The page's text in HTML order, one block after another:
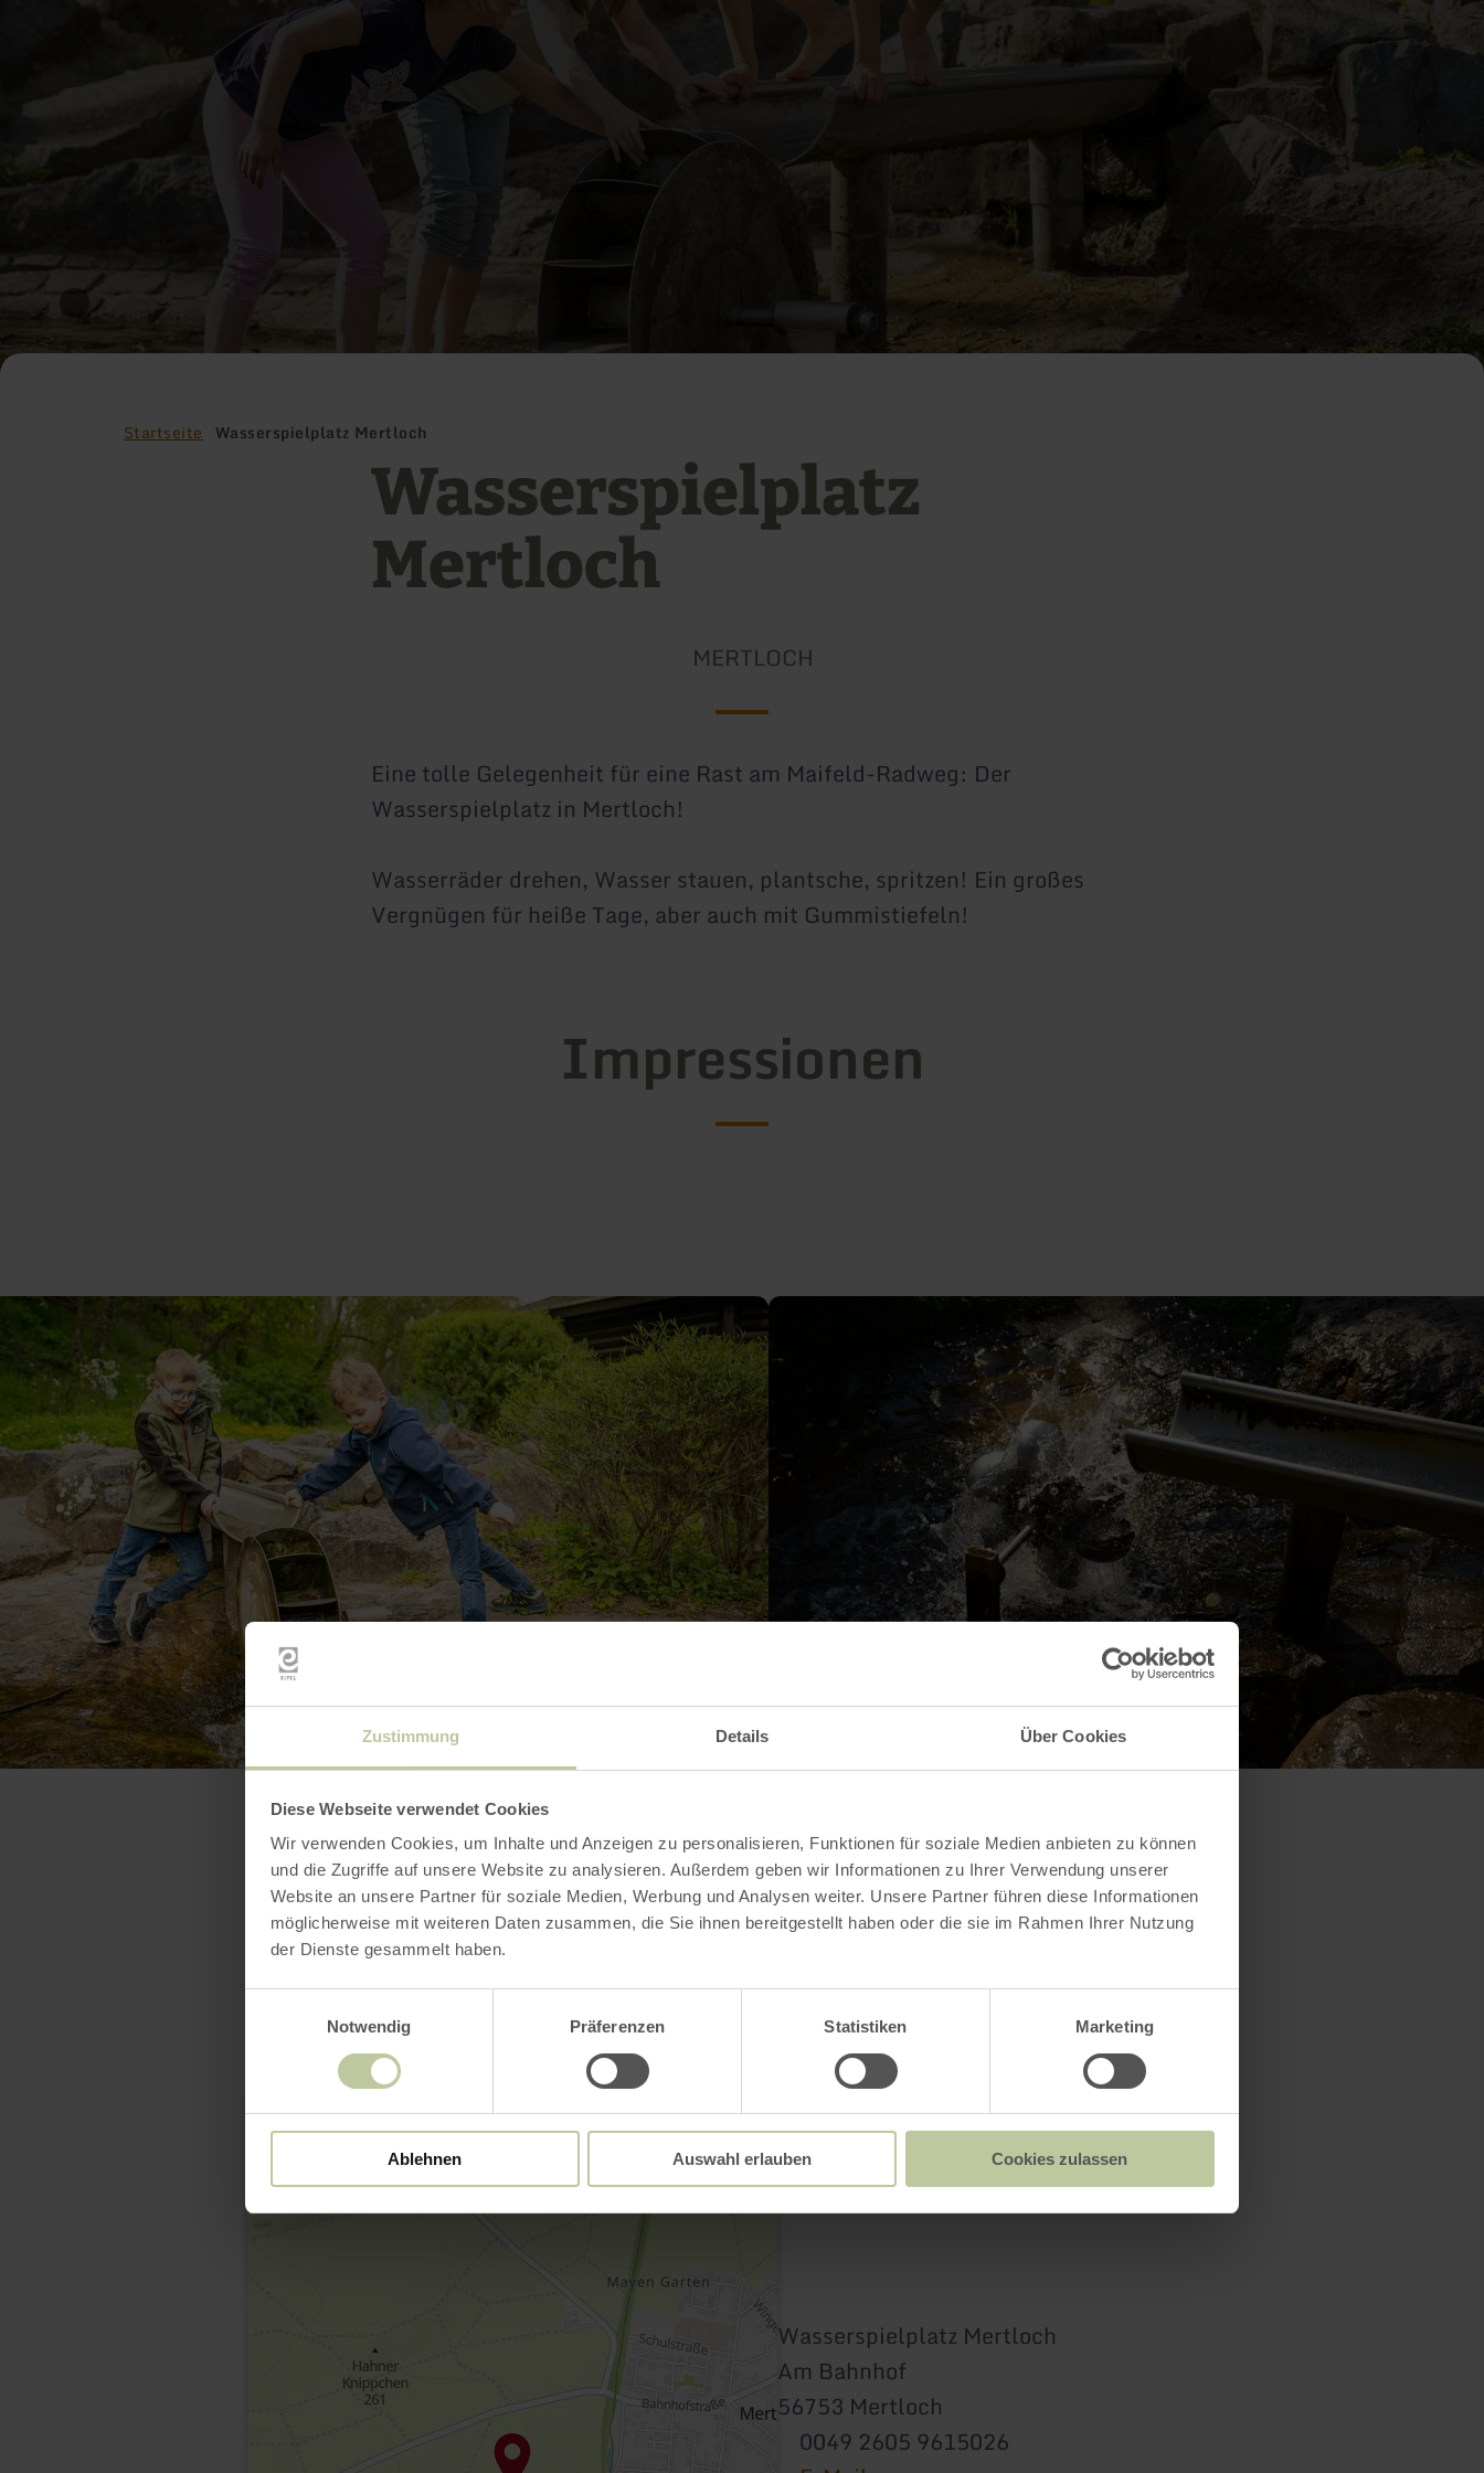
Zustimmung Details Über Cookies
Diese Webseite verwendet Cookies
Wir verwenden Cookies, um Inhalte und Anzeigen zu personalisieren, Funktionen für soziale Medien anbieten zu können
und die Zugriffe auf unsere Website zu analysieren. Außerdem geben wir Informationen zu Ihrer Verwendung unserer
Website an unsere Partner für soziale Medien, Werbung und Analysen weiter. Unsere Partner führen diese Informationen
möglicherweise mit weiteren Daten zusammen, die Sie ihnen bereitgestellt haben oder die sie im Rahmen Ihrer Nutzung
der Dienste gesammelt haben.
Notwendig
Präferenzen Statistiken Marketing
Ablehnen Auswahl erlauben Cookies zulassen
Startseite Wasserspielplatz Mertloch
Wasserspielplatz
Mertloch
MERTLOCH
Eine tolle Gelegenheit für eine Rast am Maifeld-Radweg: Der
Wasserspielplatz in Mertloch!
Wasserräder drehen, Wasser stauen, plantsche, spritzen! Ein großes
Vergnügen für heiße Tage, aber auch mit Gummistiefeln!
Impressionen
Galerie öffnen
Kontakt
Wasserspielplatz Mertloch
Am Bahnhof
56753 Mertloch
0049 2605 9615026